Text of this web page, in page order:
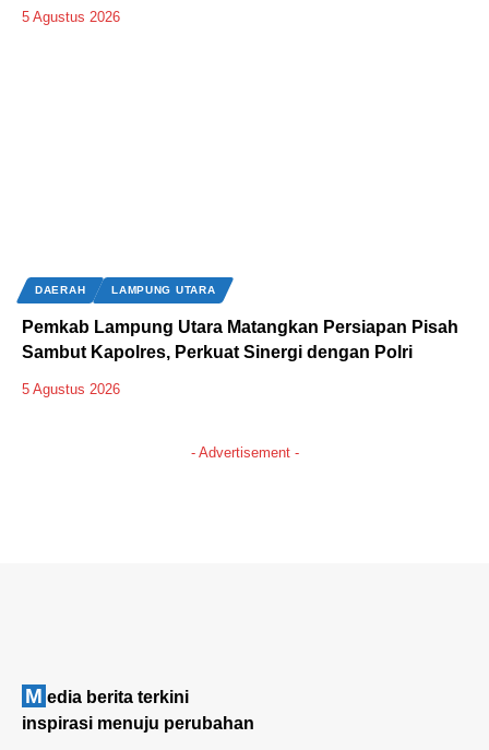
5 Agustus 2026
DAERAH LAMPUNG UTARA
Pemkab Lampung Utara Matangkan Persiapan Pisah
Sambut Kapolres, Perkuat Sinergi dengan Polri
5 Agustus 2026
- Advertisement -
M edia berita terkini
inspirasi menuju perubahan